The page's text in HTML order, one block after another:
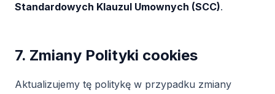
Standardowych Klauzul Umownych (SCC).
7. Zmiany Polityki cookies
Aktualizujemy tę politykę w przypadku zmiany